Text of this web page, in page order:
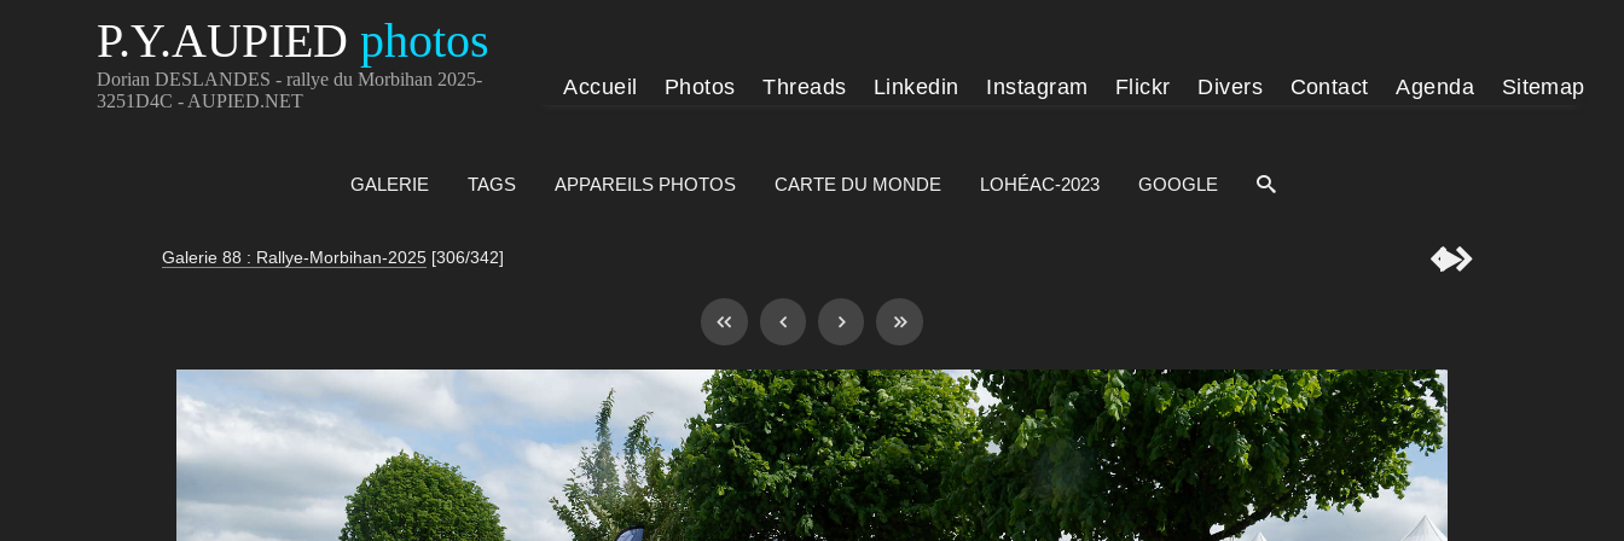
P.Y.AUPIED photos
Dorian DESLANDES - rallye du Morbihan 2025-
3251D4C - AUPIED.NET
Accueil Photos Threads Linkedin Instagram Flickr Divers Contact Agenda Sitemap
GALERIE TAGS APPAREILS PHOTOS CARTE DU MONDE LOHÉAC-2023 GOOGLE
Galerie 88 : Rallye-Morbihan-2025 [306/342] 